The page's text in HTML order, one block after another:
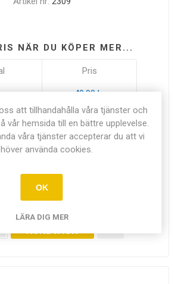
NÄR DU KÖPER MER...
Pris
49,00 kr
kr exkl moms
LÄGG I
att tillhandahålla våra tjänster och
vår hemsida till en bättre upplevelse.
våra tjänster accepterar du att vi
använda cookies.
OK
LÄRA DIG MER